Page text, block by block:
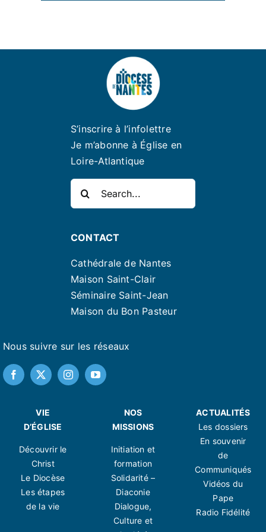
S’inscrire à l’infolettre
Je m’abonne à Église en
Loire-Atlantique
Nous suivre sur les réseaux
CONTACT
Cathédrale de Nantes
Maison Saint-Clair
Séminaire Saint-Jean
Maison du Bon Pasteur
VIE
D’ÉGLISE
Découvrir le
Christ
Le Diocèse
Les étapes
de la vie
NOS
MISSIONS
Initiation et
formation
Solidarité –
Diaconie
Dialogue,
Culture et
ACTUALITÉS
Les dossiers
En souvenir
de
Communiqués
Vidéos du
Pape
Radio Fidélité